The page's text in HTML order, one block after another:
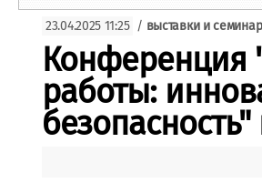
Судостроение
Пульс
Новости
Компании
Репутация
Работа
Торговая
Доска
Продажа
Оборудование
Изделия
Материалы
23.04.2025 11:25 / выставки и
Конференция
работы: